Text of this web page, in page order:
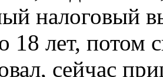
налоговый
18 лет,
сейчас